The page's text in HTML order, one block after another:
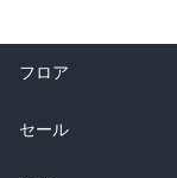
フロア
総合
セール